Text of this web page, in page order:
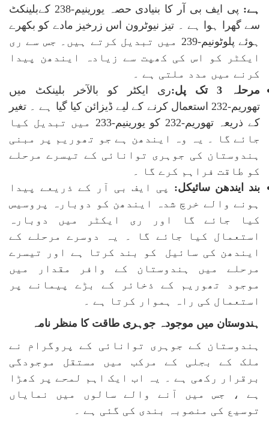
ہے:
پی ایف بی آر کا بنیادی حصہ یورینیم-238 کےبلینکٹ
سے گھرا ہوا ہے ۔ تیز نیوٹرون اس زرخیز مادے کو بکھرے
ہوئے پلوٹونیم-239 میں تبدیل کرتے ہیں۔ جس سے ری
ایکٹر کو اس کی کھپت سے زیادہ ایندھن پیدا
کرنے میں مدد ملتی ہے ۔
مرحلہ 3 تک پل:
ری ایکٹر کو بالآخر بلینکٹ میں
تھوریم-232 استعمال کرنے کے لیے ڈیزائن کیا گیا ہے ۔ تغیر
کے ذریعہ تھوریم-232 کو یورینیم-233 میں تبدیل کیا
جائے گا ۔ یہ وہ ایندھن ہے جو تھوریم پر مبنی
ہندوستان کی جوہری توانائی کے تیسرے مرحلے
کو طاقت فراہم کرے گا ۔
بند ایندھن سائیکل:
پی ایف بی آر کے ذریعے پیدا
ہونے والے خرچ شدہ ایندھن کو دوبارہ پروسیس
کیا جائے گا اور ری ایکٹر میں دوبارہ
استعمال کیا جائے گا ۔ یہ دوسرے مرحلے کے
ایندھن کی سائیل کو بند کرتا ہے اور تیسرے
مرحلے میں ہندوستان کے وافر مقدار میں
موجود تھوریم کے ذخائر کے بڑے پیمانے پر
استعمال کی راہ ہموار کرتا ہے ۔
ہندوستان میں موجودہ جوہری طاقت کا منظر نامہ
ہندوستان کے جوہری توانائی کے پروگرام نے
ملک کے بجلی کے مرکب میں مستقل موجودگی
برقرار رکھی ہے ۔ یہ اب ایک اہم لمحے پر کھڑا
ہے ، جس میں آنے والے سالوں میں نمایاں
توسیع کی منصوبہ بندی کی گئی ہے ۔